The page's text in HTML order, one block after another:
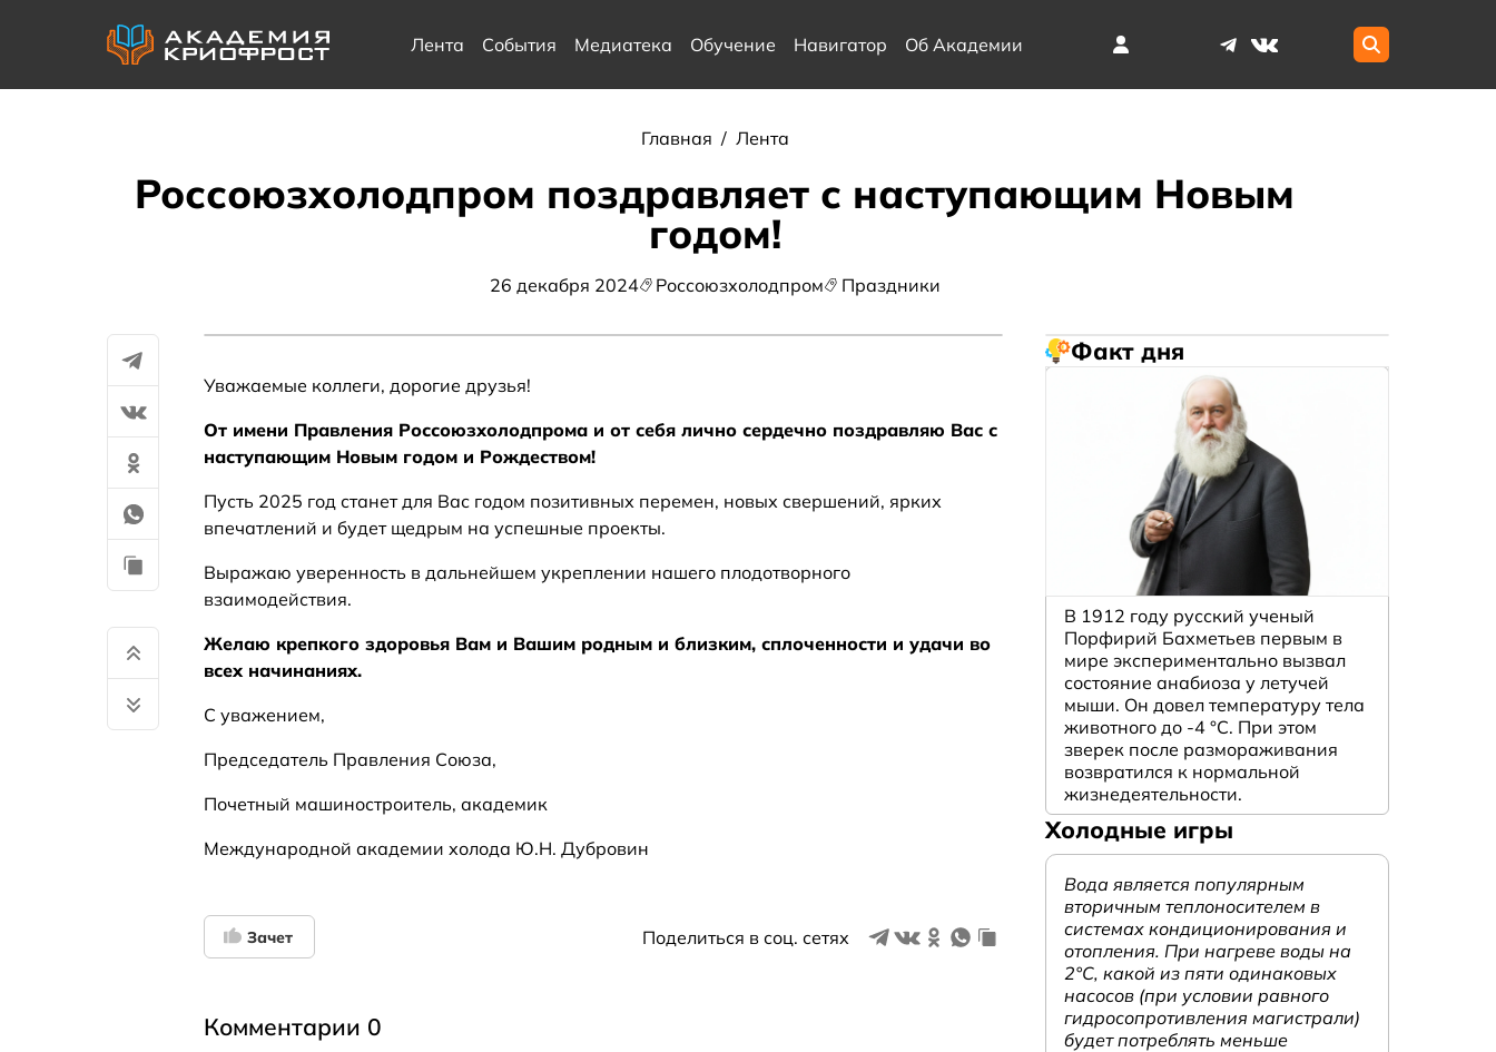
Лента События Медиатека Обучение Навигатор Об Академии
Главная / Лента
Россоюзхолодпром поздравляет с наступающим Новым
годом!
26 декабря 2024 Россоюзхолодпром Праздники
Уважаемые коллеги, дорогие друзья!
От имени Правления Россоюзхолодпрома и от себя лично сердечно поздравляю Вас с
наступающим Новым годом и Рождеством!
Пусть 2025 год станет для Вас годом позитивных перемен, новых свершений, ярких
впечатлений и будет щедрым на успешные проекты.
Выражаю уверенность в дальнейшем укреплении нашего плодотворного
взаимодействия.
Желаю крепкого здоровья Вам и Вашим родным и близким, сплоченности и удачи во
всех начинаниях.
С уважением,
Председатель Правления Союза,
Почетный машиностроитель, академик
Международной академии холода Ю.Н. Дубровин
Зачет Поделиться в соц. сетях
Комментарии 0
Факт дня
В 1912 году русский ученый
Порфирий Бахметьев первым в
мире экспериментально вызвал
состояние анабиоза у летучей
мыши. Он довел температуру тела
животного до -4 °C. При этом
зверек после размораживания
возвратился к нормальной
жизнедеятельности.
Холодные игры
Вода является популярным
вторичным теплоносителем в
системах кондиционирования и
отопления. При нагреве воды на
2°С, какой из пяти одинаковых
насосов (при условии равного
гидросопротивления магистрали)
будет потреблять меньше